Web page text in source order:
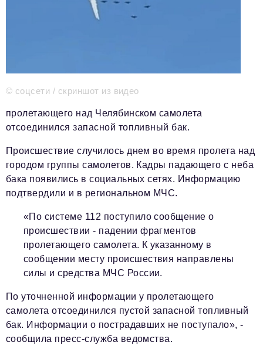
Электронные почты редакции:
Информационный отдел
podpiska@business-magazine.online
Отдел по работе с партнерами
partner@business-magazine.online
© соцсети / скриншот из видео
пролетающего над Челябинском самолета
отсоединился запасной топливный бак.
Происшествие случилось днем во время пролета над
городом группы самолетов. Кадры падающего с неба
бака появились в социальных сетях. Информацию
подтвердили и в региональном МЧС.
«По системе 112 поступило сообщение о
происшествии - падении фрагментов
пролетающего самолета. К указанному в
сообщении месту происшествия направлены
силы и средства МЧС России.
По уточненной информации у пролетающего
самолета отсоединился пустой запасной топливный
бак. Информации о пострадавших не поступало», -
сообщила пресс-служба ведомства.